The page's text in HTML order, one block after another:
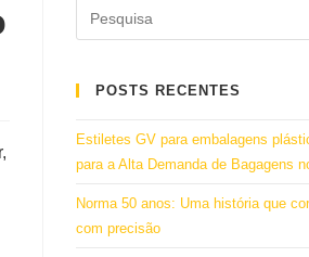
POSTS RECENTES
Estiletes GV para embalagens
para a Alta Demanda de Bagagens
Norma 50 anos: Uma história que
com precisão